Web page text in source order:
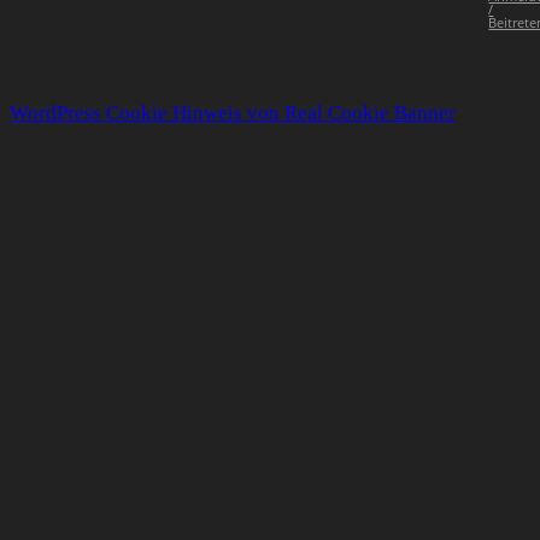
/
WordPress Cookie Hinweis von Real Cookie Banner